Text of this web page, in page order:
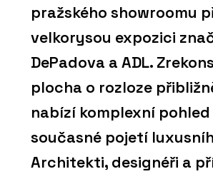
pražského showroomu
velkorysou expozici
DePadova a ADL.
plocha o rozloze
nabízí komplexní pohled
současné pojetí
Architekti, designéři a